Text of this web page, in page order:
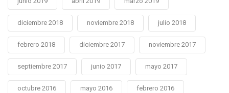
diciembre 2018 noviembre 2018 julio 2018
febrero 2018 diciembre 2017 noviembre 2017
septiembre 2017 junio 2017 mayo 2017
octubre 2016 mayo 2016 febrero 2016